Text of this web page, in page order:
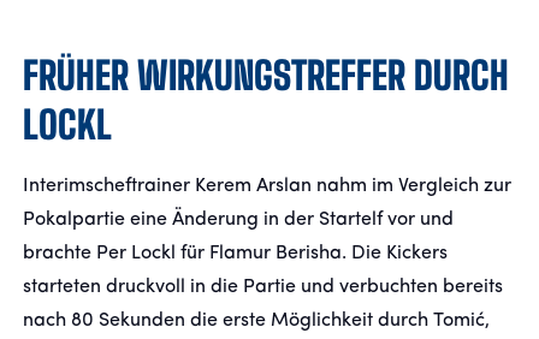
FRÜHER WIRKUNGSTREFFER DURCH
LOCKL
Interimscheftrainer Kerem Arslan nahm im Vergleich zur
Pokalpartie eine Änderung in der Startelf vor und
brachte Per Lockl für Flamur Berisha. Die Kickers
starteten druckvoll in die Partie und verbuchten bereits
nach 80 Sekunden die erste Möglichkeit durch Tomić,